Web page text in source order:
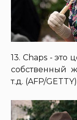
13. Chaps - это
собственный
т.д. (AFP/GETTY)